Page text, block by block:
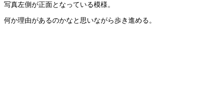
写真左側が正面となっている模様。
何か理由があるのかなと思いながら歩き進める。